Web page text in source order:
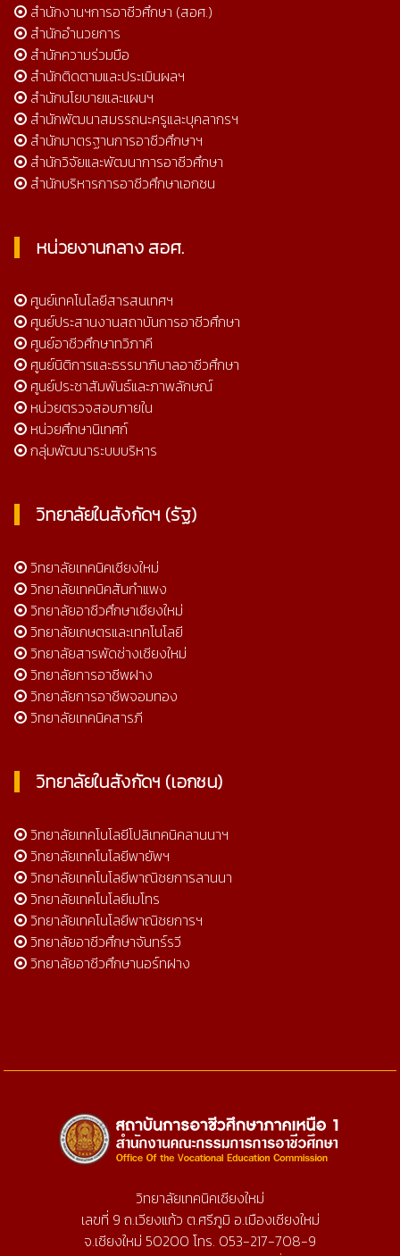
สำนักงานฯการอาชีวศึกษา (สอศ.)
สำนักอำนวยการ
สำนักความร่วมมือ
สำนักติดตามและประเมินผลฯ
สำนักนโยบายและแผนฯ
สำนักพัฒนาสมรรถนะครูและบุคลากรฯ
สำนักมาตรฐานการอาชีวศึกษาฯ
สำนักวิจัยและพัฒนาการอาชีวศึกษา
สำนักบริหารการอาชีวศึกษาเอกชน
หน่วยงานกลาง สอศ.
ศูนย์เทคโนโลยีสารสนเทศฯ
ศูนย์ประสานงานสถาบันการอาชีวศึกษา
ศูนย์อาชีวศึกษาทวิภาคี
ศูนย์นิติการและธรรมาภิบาลอาชีวศึกษา
ศูนย์ประชาสัมพันธ์และภาพลักษณ์
หน่วยตรวจสอบภายใน
หน่วยศึกษานิเทศก์
กลุ่มพัฒนาระบบบริหาร
วิทยาลัยในสังกัดฯ (รัฐ)
วิทยาลัยเทคนิคเชียงใหม่
วิทยาลัยเทคนิคสันกำแพง
วิทยาลัยอาชีวศึกษาเชียงใหม่
วิทยาลัยเกษตรและเทคโนโลยี
วิทยาลัยสารพัดช่างเชียงใหม่
วิทยาลัยการอาชีพฝาง
วิทยาลัยการอาชีพจอมทอง
วิทยาลัยเทคนิคสารภี
วิทยาลัยในสังกัดฯ (เอกชน)
วิทยาลัยเทคโนโลยีโปลิเทคนิคลานนาฯ
วิทยาลัยเทคโนโลยีพายัพฯ
วิทยาลัยเทคโนโลยีพาณิชยการลานนา
วิทยาลัยเทคโนโลยีเมโทร
วิทยาลัยเทคโนโลยีพาณิชยการฯ
วิทยาลัยอาชีวศึกษาจันทร์รวี
วิทยาลัยอาชีวศึกษานอร์ทฝาง
วิทยาลัยเทคนิคเชียงใหม่
เลขที่ 9 ถ.เวียงแก้ว ต.ศรีภูมิ อ.เมืองเชียงใหม่
จ.เชียงใหม่ 50200 โทร. 053-217-708-9